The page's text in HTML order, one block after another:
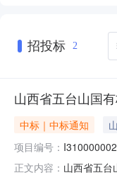
招投标 2
山西省五台山国
中标｜中标通知
项目编号：
正文内容： 山西省五台